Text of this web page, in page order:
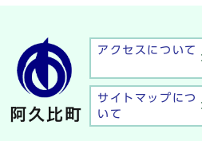
アクセスについて
サイトマップにつ
いて